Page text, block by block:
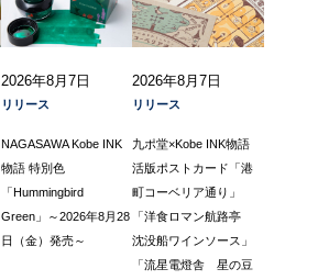
2026年8月7日
リリース
NAGASAWA Kobe INK
物語 特別色
「Hummingbird
Green」～2026年8月28
日（金）発売～
2026年8月7日
リリース
九ポ堂×Kobe INK物語
活版ポストカード「港
町コーベリア通り」
「洋食ロマン航路亭
沈没船ワインソース」
「流星電燈舎 星の豆